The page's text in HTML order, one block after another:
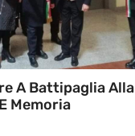
A Battipaglia Alla
Memoria